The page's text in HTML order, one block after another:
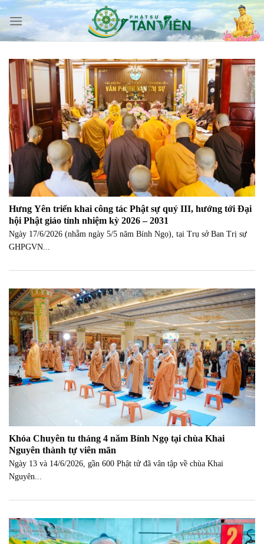
Skip
content
Hưng Yên triển khai công tác Phật sự quý III, hướng tới Đại
hội Phật giáo tỉnh nhiệm kỳ 2026 – 2031
Ngày 17/6/2026 (nhằm ngày 5/5 năm Bính Ngọ), tại Trụ sở Ban Trị sự
GHPGVN...
Khóa Chuyên tu tháng 4 năm Bính Ngọ tại chùa Khai
Nguyên thành tự viên mãn
Ngày 13 và 14/6/2026, gần 600 Phật tử đã vân tập về chùa Khai
Nguyên...